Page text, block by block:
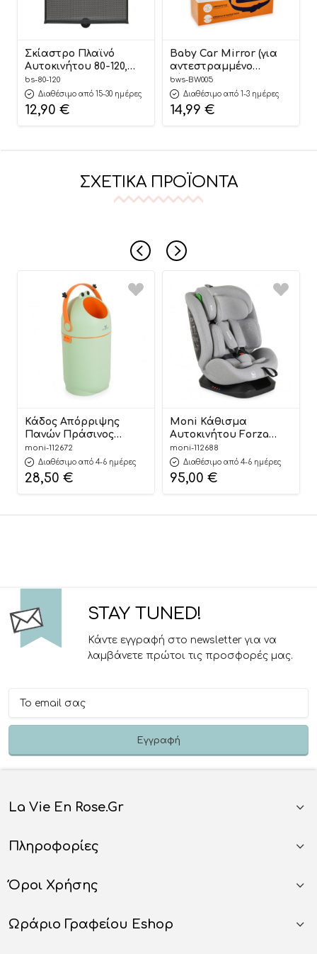
Σκίαστρο Πλαϊνό
Αυτοκινήτου 80-120,
Bebe Stars
bs-80-120
Διαθέσιμο από 15-30 ημέρες
12,90 €
Baby Car Mirror (για
αντεστραμμένο
κάθισμα) 17cm # –
Babywise
bws-BW005
Διαθέσιμο από 1-3 ημέρες
14,99 €
ΣΧΕΤΙΚΆ ΠΡΟΪΌΝΤΑ
Κάδος Απόρριψης
Πανών Πράσινος
Nubbi Green Hygiene
Basket 3800146273279 –
Cangaroo
moni-112672
Διαθέσιμο από 4-6 ημέρες
28,50 €
Moni Κάθισμα
Αυτοκινήτου Forza
Dark Grey 40-150cm
3801005153725
moni-112688
Διαθέσιμο από 4-6 ημέρες
95,00 €
STAY TUNED!
Κάντε εγγραφή στο newsletter για να
λαμβάνετε πρώτοι τις προσφορές μας.
La Vie En Rose.gr
Πληροφορίες
Όροι Χρήσης
Ωράριο Γραφείου Eshop